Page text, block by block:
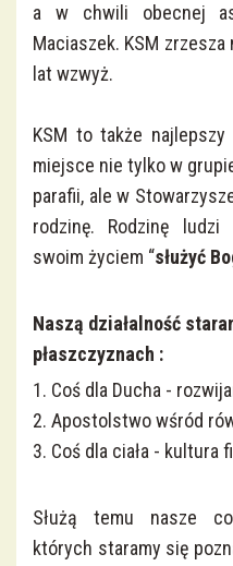
a w chwili obecnej
Maciaszek. KSM
lat wzwyż.
KSM to także
miejsce nie tylko w
parafii, ale w
rodzinę. Rodzinę ludzi
swoim życiem “służyć
Naszą działalność
płaszczyznach :
1. Coś dla Ducha -
2. Apostolstwo wśród
3. Coś dla ciała - kultura
Służą temu nasze
których staramy się